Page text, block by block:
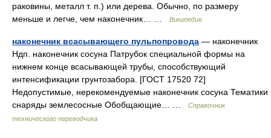
раковины, металл т. п.) или дерева. Обычно, по размеру
меньше и легче, чем наконечник… …
Википедия
наконечник всасывающего пульпопровода — наконечник
Ндп. наконечник сосуна Патрубок специальной формы на
нижнем конце всасывающей трубы, способствующий
интенсификации грунтозабора. [ГОСТ 17520 72]
Недопустимые, нерекомендуемые наконечник сосуна Тематики
снаряды землесосные Обобщающие… …
Справочник
технического переводчика